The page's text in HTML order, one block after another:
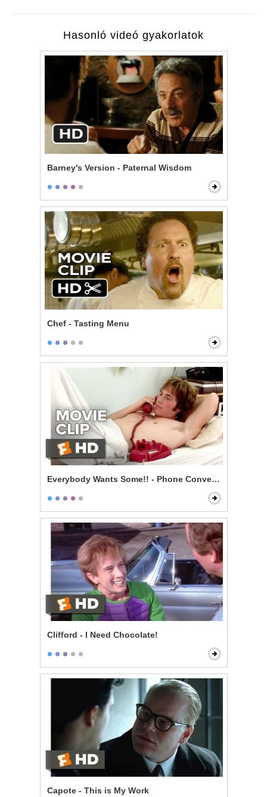
Hasonló videó gyakorlatok
Barney's Version - Paternal Wisdom
Chef - Tasting Menu
Everybody Wants Some!! - Phone Conversation
Clifford - I Need Chocolate!
Capote - This is My Work